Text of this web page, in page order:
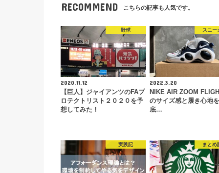
RECOMMEND こちらの記事も人気です。
野球
2020.11.12
【巨人】ジャイアンツのFAプ
ロテクトリスト２０２０を予
想してみた！
スニー
2022.3.20
NIKE AIR ZOOM
のサイズ感と履き心地
底…
実践記 まとめ